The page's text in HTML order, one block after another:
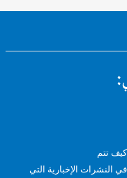
الإخبارية التي